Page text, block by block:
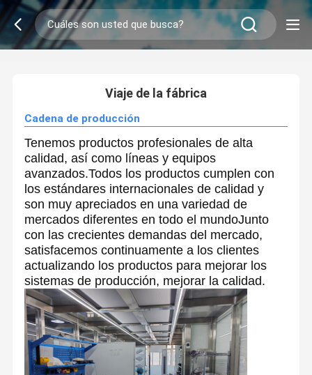
2/0
Viaje de la fábrica
Cadena de producción
Tenemos productos profesionales de alta
calidad, así como líneas y equipos
avanzados.Todos los productos cumplen con
los estándares internacionales de calidad y
son muy apreciados en una variedad de
mercados diferentes en todo el mundoJunto
con las crecientes demandas del mercado,
satisfacemos continuamente a los clientes
actualizando los productos para mejorar los
sistemas de producción, mejorar la calidad.